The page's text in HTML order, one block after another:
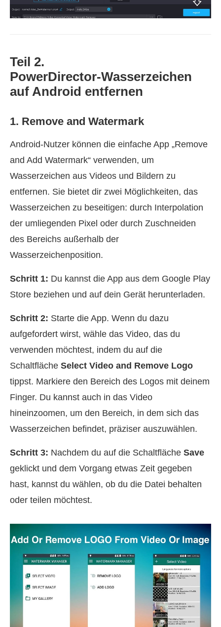
Teil 2.
PowerDirector‑Wasserzeichen
auf Android entfernen
1. Remove and Watermark
Android‑Nutzer können die einfache App „Remove
and Add Watermark“ verwenden, um
Wasserzeichen aus Videos und Bildern zu
entfernen. Sie bietet dir zwei Möglichkeiten, das
Wasserzeichen zu beseitigen: durch Interpolation
der umliegenden Pixel oder durch Zuschneiden
des Bereichs außerhalb der
Wasserzeichenposition.
Schritt 1: Du kannst die App aus dem Google Play
Store beziehen und auf dein Gerät herunterladen.
Schritt 2: Starte die App. Wenn du dazu
aufgefordert wirst, wähle das Video, das du
verwenden möchtest, indem du auf die
Schaltfläche Select Video and Remove Logo
tippst. Markiere den Bereich des Logos mit deinem
Finger. Du kannst auch in das Video
hineinzoomen, um den Bereich, in dem sich das
Wasserzeichen befindet, präziser auszuwählen.
Schritt 3: Nachdem du auf die Schaltfläche Save
geklickt und dem Vorgang etwas Zeit gegeben
hast, kannst du wählen, ob du die Datei behalten
oder teilen möchtest.